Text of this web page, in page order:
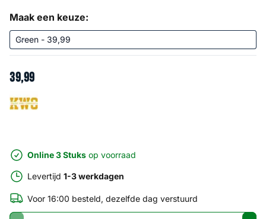
Maak een keuze:
39,99
Online 3 Stuks op voorraad
Levertijd 1-3 werkdagen
Voor 16:00 besteld, dezelfde dag verstuurd